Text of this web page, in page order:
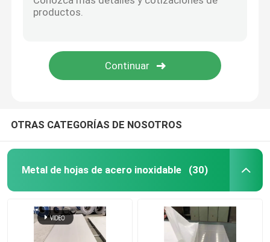
OTRAS CATEGORÍAS DE NOSOTROS
Metal de hojas de acero inoxidable (30)